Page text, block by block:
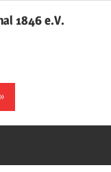
1846 e.V.